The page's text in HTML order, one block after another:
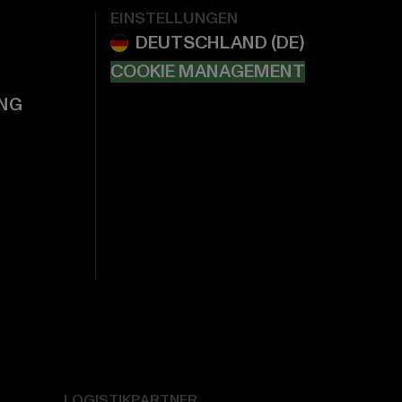
EINSTELLUNGEN
COOKIE MANAGEMENT